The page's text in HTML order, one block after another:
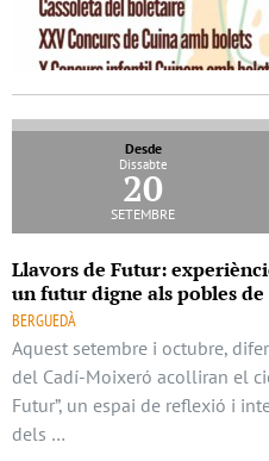
Desde
Dissabte
20
setembre
Llavors de Futur:
un futur digne als pobles
BERGUEDÀ
Aquest setembre i octubre,
del Cadí-Moixeró acolliran el
Futur”, un espai de reflexió i
dels …